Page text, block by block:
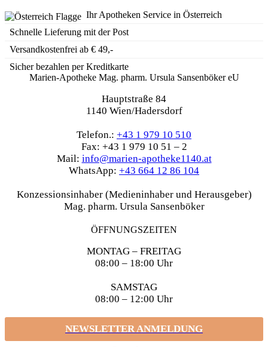
Ihr Apotheken Service in Österreich
Schnelle Lieferung mit der Post
Versandkostenfrei ab € 49,-
Sicher bezahlen per Kreditkarte
Marien-Apotheke Mag. pharm. Ursula Sansenböker eU
Hauptstraße 84
1140 Wien/Hadersdorf
Telefon.: +43 1 979 10 510
Fax: +43 1 979 10 51 – 2
Mail: info@marien-apotheke1140.at
WhatsApp: +43 664 12 86 104
Konzessionsinhaber (Medieninhaber und Herausgeber)
Mag. pharm. Ursula Sansenböker
ÖFFNUNGSZEITEN
MONTAG – FREITAG
08:00 – 18:00 Uhr
SAMSTAG
08:00 – 12:00 Uhr
NEWSLETTER ANMELDUNG